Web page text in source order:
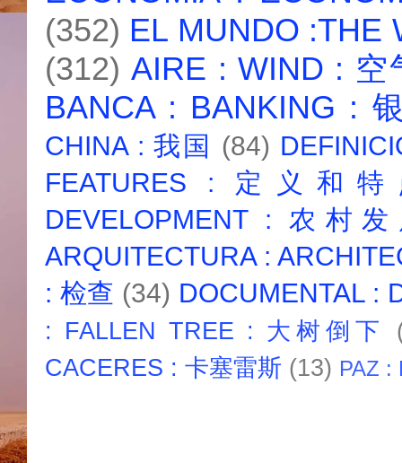
(352) EL MUNDO :THE
(312) AIRE : WIND : 空
BANCA : BANKING :
CHINA : 我国 (84)
FEATURES : 定义和
DEVELOPMENT : 农村
ARQUITECTURA :
: 检查 (34) DOCUMENTAL :
: FALLEN TREE : 大树倒下
CACERES : 卡塞雷斯 (13) PAZ :